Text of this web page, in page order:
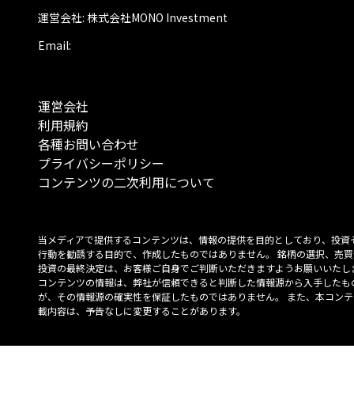
運営会社: 株式会社MONO Investment
Email:
運営会社
利用規約
各種お問い合わせ
プライバシーポリシー
コンテンツの二次利用について
当メディアで提供するコンテンツは、情報の提供を目的としており、投資
行動を勧誘する目的で、作成したものではありません。 銘柄の選択、売
投資の最終決定は、お客様ご自身でご判断いただきますようお願いいたし
コンテンツの情報は、弊社が信頼できると判断した情報源から入手したも
が、その情報源の確実性を保証したものではありません。 また、本コン
載内容は、予告なしに変更することがあります。